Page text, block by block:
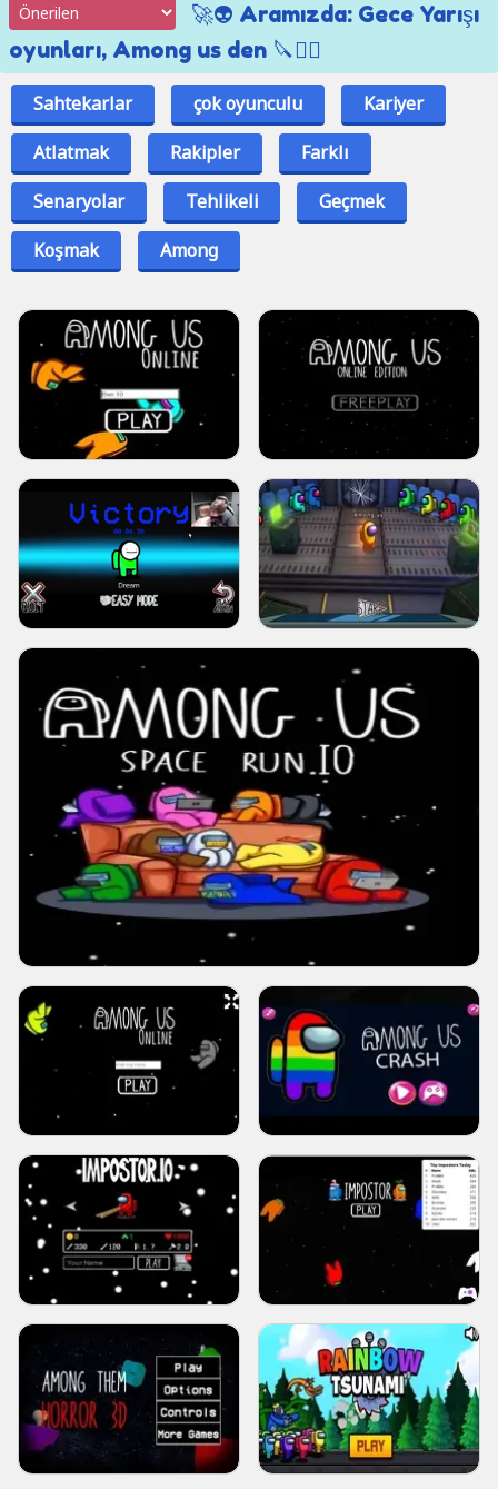
🚀👽 Aramızda: Gece Yarışı
oyunları, Among us den 🔪🕵️‍♂️
Sahtekarlar çok oyunculu
Kariyer
Atlatmak
Rakipler
Farklı
Senaryolar
Tehlikeli
Geçmek
Koşmak
Among